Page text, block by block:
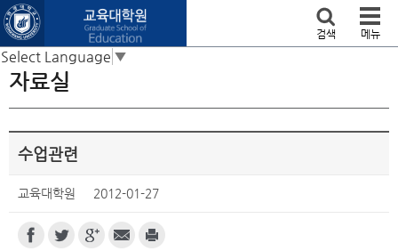
본문 바로가기
Select Language ▼
검색 메뉴
자료실
수업관련
교육대학원 2012-01-27